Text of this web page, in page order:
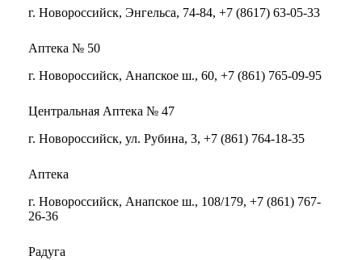
г. Новороссийск, Энгельса, 74-84, +7 (8617) 63-05-33
Аптека № 50
г. Новороссийск, Анапское ш., 60, +7 (861) 765-09-95
Центральная Аптека № 47
г. Новороссийск, ул. Рубина, 3, +7 (861) 764-18-35
Аптека
г. Новороссийск, Анапское ш., 108/179, +7 (861) 767-
26-36
Радуга